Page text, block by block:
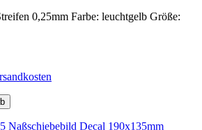
0,25mm Farbe: leuchtgelb Größe: